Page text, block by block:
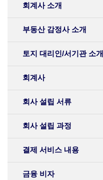
회계사 소개
부동산 감정사 소개
토지 대리인/서기관 소개
회계사
회사 설립 서류
회사 설립 과정
결제 서비스 내용
금융 비자